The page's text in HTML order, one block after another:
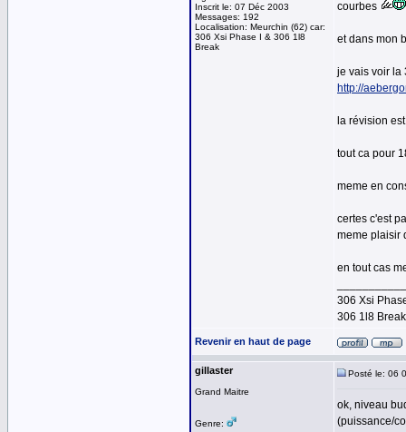
Inscrit le: 07 Déc 2003
Messages: 192
Localisation: Meurchin (62) car:
306 Xsi Phase I & 306 1l8
Break
courbes
et dans mon
je vais voir la
http://
la révision
tout ca pour
meme en
certes c'est
meme plaisir
en tout cas
306 Xsi
306 1l8
Revenir en haut de page
gillaster
Grand Maitre
Genre:
Posté le: 06
ok, niveau
(puissance/